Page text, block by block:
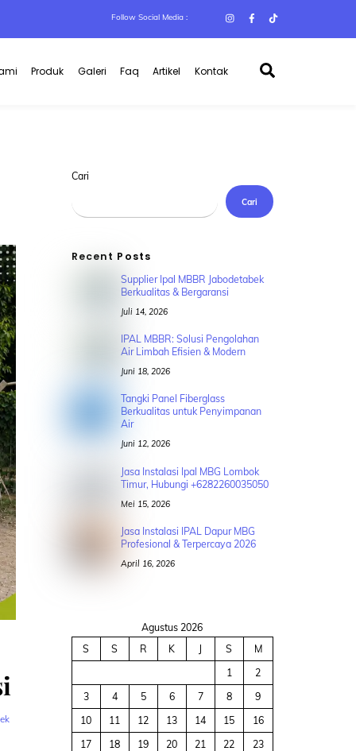
Follow Social Media :
Produk Galeri Faq Artikel Kontak
Cari
Cari
Recent Posts
Supplier Ipal MBBR Jabodetabek
Berkualitas & Bergaransi
Juli 14, 2026
IPAL MBBR: Solusi Pengolahan
Air Limbah Efisien & Modern
Juni 18, 2026
Tangki Panel Fiberglass
Berkualitas untuk Penyimpanan
Air
Juni 12, 2026
Jasa Instalasi Ipal MBG Lombok
Timur, Hubungi +6282260035050
Mei 15, 2026
Jasa Instalasi IPAL Dapur MBG
Profesional & Terpercaya 2026
April 16, 2026
Agustus 2026
S
S R K J S
M
1
2
3
4 5 6 7 8
9
10
11 12 13 14 15
16
17
18 19 20 21 22
23